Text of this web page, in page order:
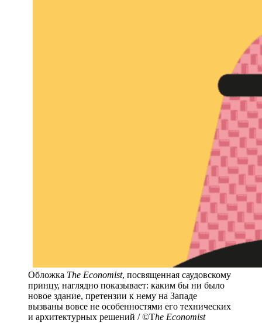
Обложка The Economist, посвященная саудовскому
принцу, наглядно показывает: каким бы ни было
новое здание, претензии к нему на Западе
вызваны вовсе не особенностями его технических
и архитектурных решений / ©The Economist